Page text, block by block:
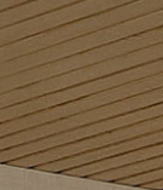
Únete al
Contacto